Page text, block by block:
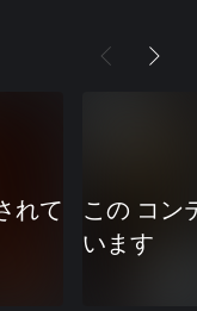
れて
この コン
います